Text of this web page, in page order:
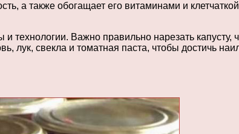
а также обогащает его витаминами и
технологии. Важно правильно нарезать капусту,
лук, свекла и томатная паста, чтобы достичь